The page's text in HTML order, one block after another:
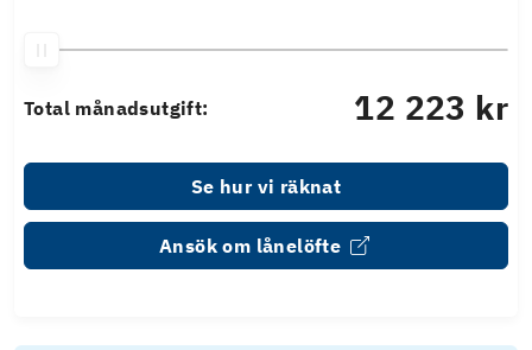
Total månadsutgift: 12 223 kr
Se hur vi räknat
Ansök om lånelöfte